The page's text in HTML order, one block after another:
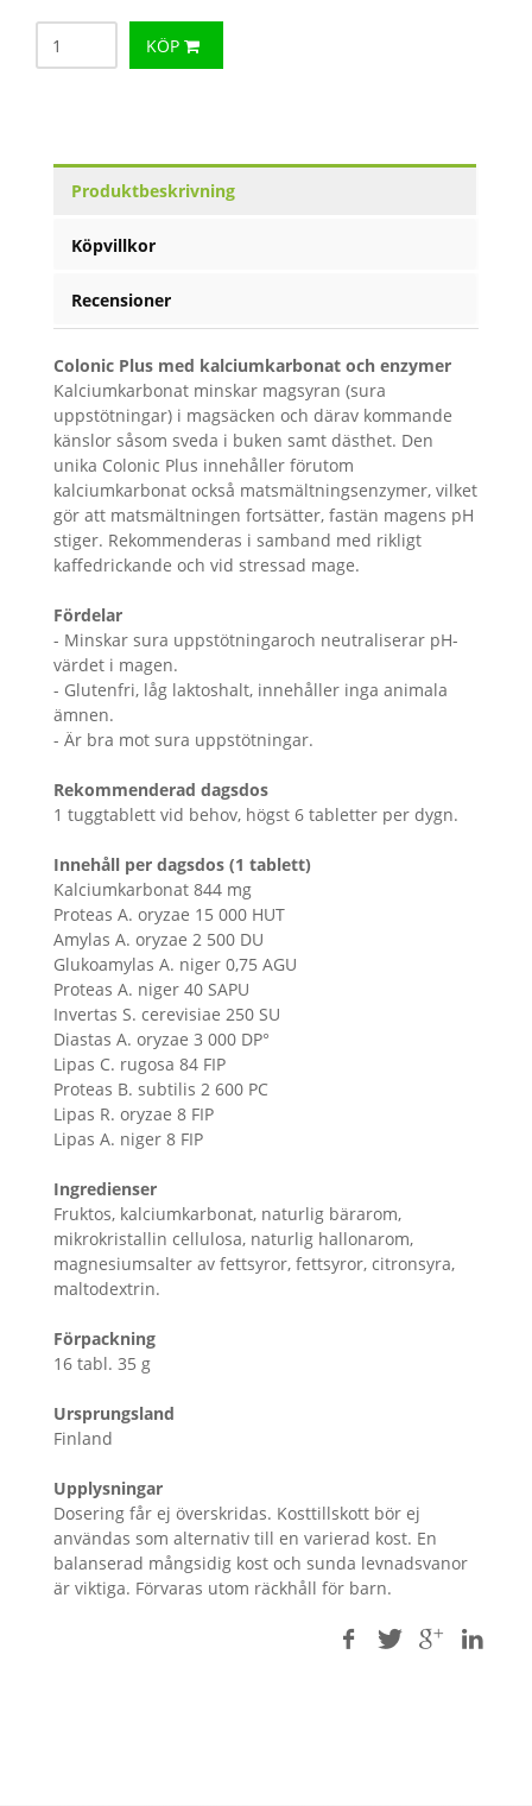
KÖP
Produktbeskrivning
Köpvillkor
Recensioner
Colonic Plus med kalciumkarbonat och enzymer
Kalciumkarbonat minskar magsyran (sura
uppstötningar) i magsäcken och därav kommande
känslor såsom sveda i buken samt dästhet. Den
unika Colonic Plus innehåller förutom
kalciumkarbonat också matsmältningsenzymer, vilket
gör att matsmältningen fortsätter, fastän magens pH
stiger. Rekommenderas i samband med rikligt
kaffedrickande och vid stressad mage.
Fördelar
- Minskar sura uppstötningaroch neutraliserar pH-
värdet i magen.
- Glutenfri, låg laktoshalt, innehåller inga animala
ämnen.
- Är bra mot sura uppstötningar.
Rekommenderad dagsdos
1 tuggtablett vid behov, högst 6 tabletter per dygn.
Innehåll per dagsdos (1 tablett)
Kalciumkarbonat 844 mg
Proteas A. oryzae 15 000 HUT
Amylas A. oryzae 2 500 DU
Glukoamylas A. niger 0,75 AGU
Proteas A. niger 40 SAPU
Invertas S. cerevisiae 250 SU
Diastas A. oryzae 3 000 DP°
Lipas C. rugosa 84 FIP
Proteas B. subtilis 2 600 PC
Lipas R. oryzae 8 FIP
Lipas A. niger 8 FIP
Ingredienser
Fruktos, kalciumkarbonat, naturlig bärarom,
mikrokristallin cellulosa, naturlig hallonarom,
magnesiumsalter av fettsyror, fettsyror, citronsyra,
maltodextrin.
Förpackning
16 tabl. 35 g
Ursprungsland
Finland
Upplysningar
Dosering får ej överskridas. Kosttillskott bör ej
användas som alternativ till en varierad kost. En
balanserad mångsidig kost och sunda levnadsvanor
är viktiga. Förvaras utom räckhåll för barn.